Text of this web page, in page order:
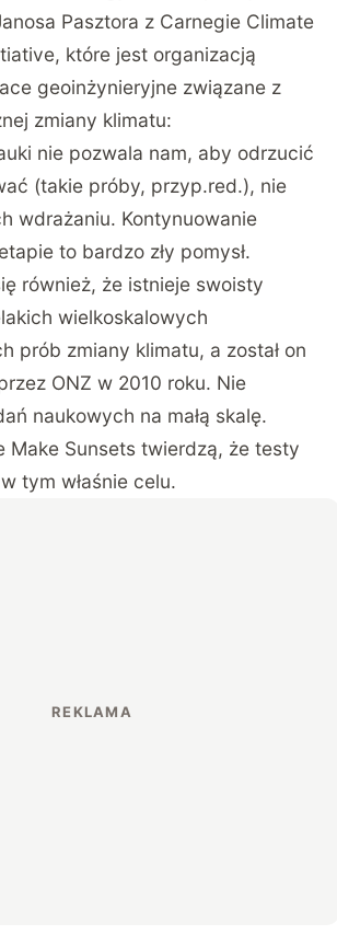
Pasztora z Carnegie Climate
które jest organizacją
geoinżynieryjne związane z
zmiany klimatu:
nie pozwala nam, aby odrzucić
(takie próby, przyp.red.), nie
wdrażaniu. Kontynuowanie
to bardzo zły pomysł.
również, że istnieje swoisty
wielkoskalowych
prób zmiany klimatu, a został on
ONZ w 2010 roku. Nie
naukowych na małą skalę.
Make Sunsets twierdzą, że testy
tym właśnie celu.